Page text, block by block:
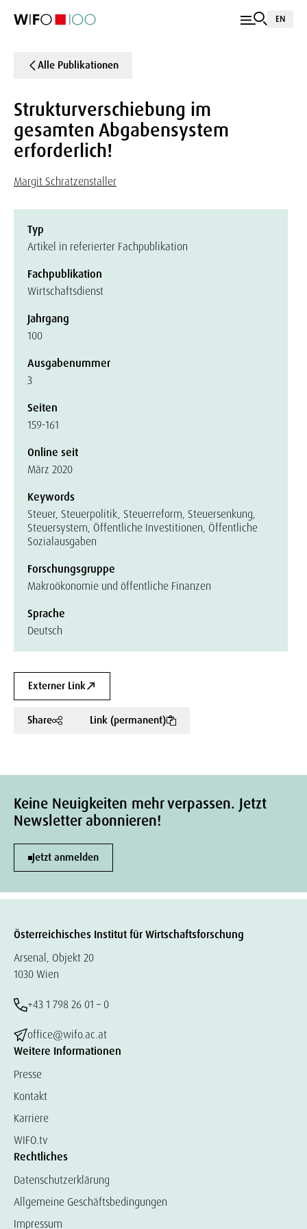
EN
Alle Publikationen
Strukturverschiebung im
gesamten Abgabensystem
erforderlich!
Margit Schratzenstaller
Typ
Artikel in referierter Fachpublikation
Fachpublikation
Wirtschaftsdienst
Jahrgang
100
Ausgabenummer
3
Seiten
159-161
Online seit
März 2020
Keywords
Steuer, Steuerpolitik, Steuerreform, Steuersenkung,
Steuersystem, Öffentliche Investitionen, Öffentliche
Sozialausgaben
Forschungsgruppe
Makroökonomie und öffentliche Finanzen
Sprache
Deutsch
Externer Link
Share Link (permanent)
Keine Neuigkeiten mehr verpassen. Jetzt
Newsletter abonnieren!
Jetzt anmelden
Österreichisches Institut für Wirtschaftsforschung
Arsenal, Objekt 20
1030 Wien
+43 1 798 26 01 – 0
office@wifo.ac.at
Weitere Informationen
Presse
Kontakt
Karriere
WIFO.tv
Rechtliches
Datenschutzerklärung
Allgemeine Geschäftsbedingungen
Impressum